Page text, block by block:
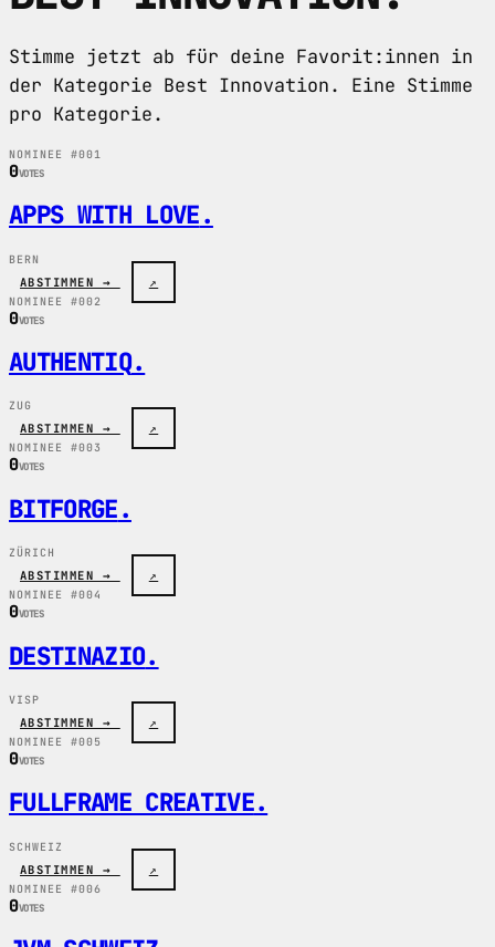
Stimme jetzt ab für deine Favorit:innen in
der Kategorie Best Innovation. Eine Stimme
pro Kategorie.
NOMINEE #001
0VOTES
APPS WITH LOVE.
BERN
ABSTIMMEN → ↗
NOMINEE #002
0VOTES
AUTHENTIQ.
ZUG
ABSTIMMEN → ↗
NOMINEE #003
0VOTES
BITFORGE.
ZÜRICH
ABSTIMMEN → ↗
NOMINEE #004
0VOTES
DESTINAZIO.
VISP
ABSTIMMEN → ↗
NOMINEE #005
0VOTES
FULLFRAME CREATIVE.
SCHWEIZ
ABSTIMMEN → ↗
NOMINEE #006
0VOTES